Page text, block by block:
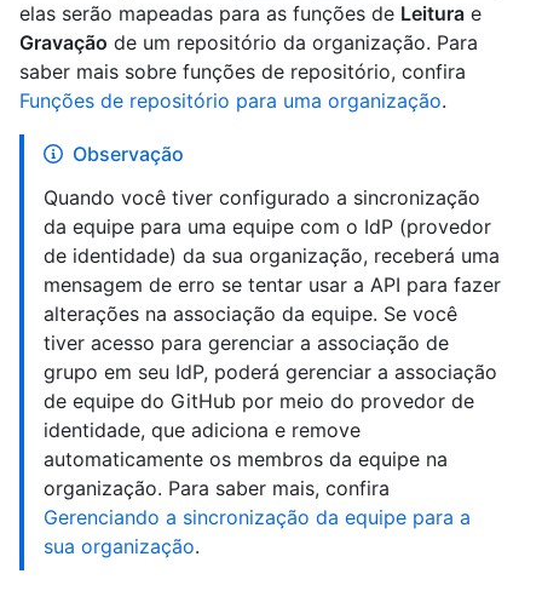
elas serão mapeadas para as funções de Leitura e
Gravação de um repositório da organização. Para
saber mais sobre funções de repositório, confira
Funções de repositório para uma organização.
Observação
Quando você tiver configurado a sincronização
da equipe para uma equipe com o IdP (provedor
de identidade) da sua organização, receberá uma
mensagem de erro se tentar usar a API para fazer
alterações na associação da equipe. Se você
tiver acesso para gerenciar a associação de
grupo em seu IdP, poderá gerenciar a associação
de equipe do GitHub por meio do provedor de
identidade, que adiciona e remove
automaticamente os membros da equipe na
organização. Para saber mais, confira
Gerenciando a sincronização da equipe para a
sua organização.